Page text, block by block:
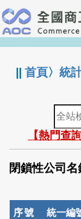
跳
到
主
要
:::
||首頁〉統
全
站
檢
索
【熱門查
閉鎖性公司名
序號 統一編